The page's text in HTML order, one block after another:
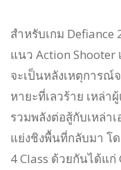
สำหรับเกม Defiance
แนว Action Shooter
จะเป็นหลังเหตุการณ์
หายะที่เลวร้าย เหล่
รวมพลังต่อสู้กับเหล่า
แย่งชิงพื้นที่กลับมา โ
4 Class ด้วยกันได้แก่